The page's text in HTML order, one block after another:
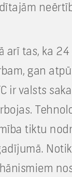
arī tas, ka
gan
ir valsts
tiktu